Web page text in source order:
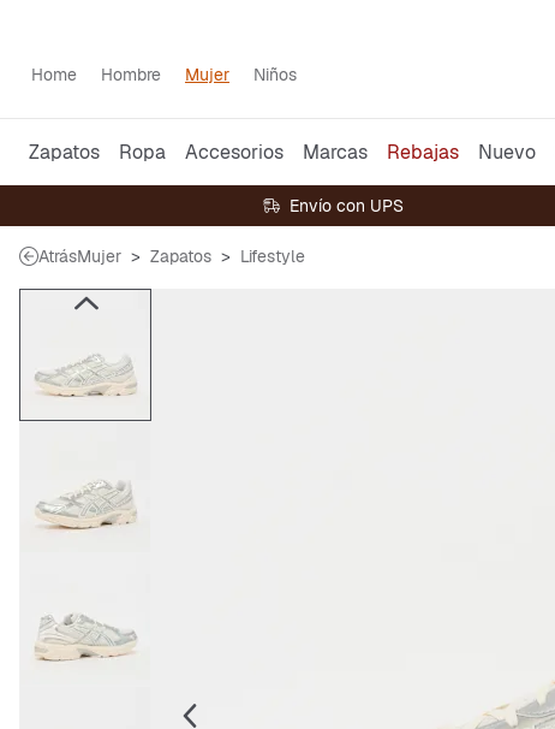
Home Hombre Mujer Niños
Zapatos Ropa Accesorios Marcas Rebajas Nuevo
Envío con UPS
AtrásMujer Zapatos Lifestyle